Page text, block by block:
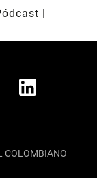
COLOMBIANO